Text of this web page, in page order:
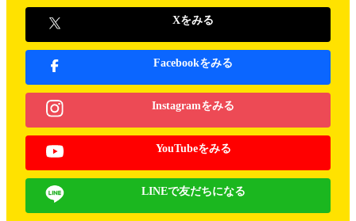
Xをみる
Facebookをみる
Instagramをみる
YouTubeをみる
LINEで友だちになる